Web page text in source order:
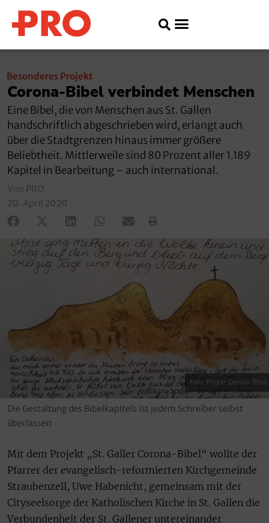
Besonderes Projekt
Corona-Bibel verbindet Menschen
Eine Bibel, die von Menschen aus St. Gallen
handschriftlich abgeschrieben wird, erlangt auch
über die Stadtgrenzen hinaus immer größere
Beliebtheit. Mittlerweile sind 80 Prozent aller 1.189
Kapitel in Bearbeitung – auch international.
Von PRO
20. April 2020
Foto: Projekt Corona-Bibel
Die Gestaltung des Bibelkapitels ist jedem Schreiber selbst
überlassen
Mit dem Projekt „St. Galler Corona-Bibel“ wollte der
Pfarrer der evangelisch-reformierten Kirchgemeinde
Straubenzell, Uwe Habenicht, gemeinsam mit der
Cityseelsorge der Katholischen Kirche in St. Gallen die
Verbundenheit der St. Gallener untereinander